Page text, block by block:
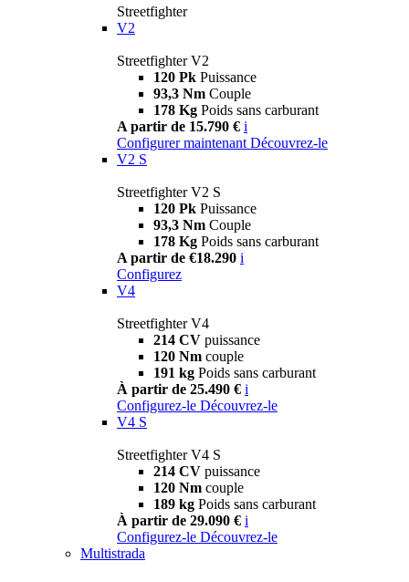
Streetfighter
V2
Streetfighter V2
120 Pk Puissance
93,3 Nm Couple
178 Kg Poids sans carburant
A partir de 15.790 € i
Configurer maintenant Découvrez-le
V2 S
Streetfighter V2 S
120 Pk Puissance
93,3 Nm Couple
178 Kg Poids sans carburant
A partir de €18.290 i
Configurez
V4
Streetfighter V4
214 CV puissance
120 Nm couple
191 kg Poids sans carburant
À partir de 25.490 € i
Configurez-le Découvrez-le
V4 S
Streetfighter V4 S
214 CV puissance
120 Nm couple
189 kg Poids sans carburant
À partir de 29.090 € i
Configurez-le Découvrez-le
Multistrada